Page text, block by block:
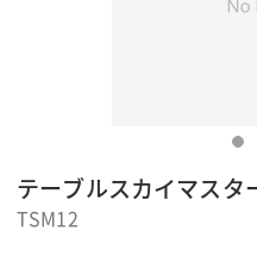
テーブルスカイマスタ
TSM12